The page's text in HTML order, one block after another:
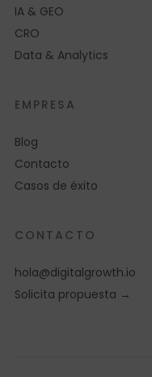
IA & GEO
CRO
Data & Analytics
EMPRESA
Blog
Contacto
Casos de éxito
CONTACTO
hola@digitalgrowth.io
Solicita propuesta →